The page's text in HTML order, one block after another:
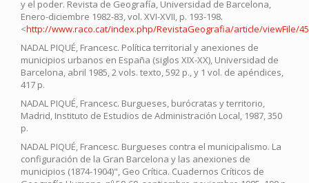
y el poder. Revista de Geografía, Universidad de Barcelona,
Enero-diciembre 1982-83, vol. XVI-XVII, p. 193-198.
<http://www.raco.cat/index.php/RevistaGeografia/article/viewFile/
NADAL PIQUÉ, Francesc. Política territorial y anexiones de
municipios urbanos en España (siglos XIX-XX), Universidad de
Barcelona, abril 1985, 2 vols. texto, 592 p., y 1 vol. de apéndices,
417 p.
NADAL PIQUÉ, Francesc. Burgueses, burócratas y territorio,
Madrid, Instituto de Estudios de Administración Local, 1987, 350
p.
NADAL PIQUÉ, Francesc. Burgueses contra el municipalismo. La
configuración de la Gran Barcelona y las anexiones de
municipios (1874-1904)", Geo Crítica. Cuadernos Críticos de